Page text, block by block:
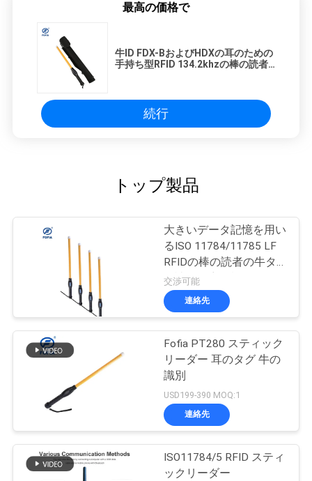
最高の価格で
牛ID FDX-BおよびHDXの耳のための
手持ち型RFID 134.2khzの棒の読者
続行
トップ製品
大きいデータ記憶を用い
るISO 11784/11785 LF
RFIDの棒の読者の牛タ
グ読取り穿孔機
交渉可能
連絡先
Fofia PT280 スティック
リーダー 耳のタグ 牛の
識別
USD199-390 MOQ:1
連絡先
ISO11784/5 RFID スティ
ックリーダー